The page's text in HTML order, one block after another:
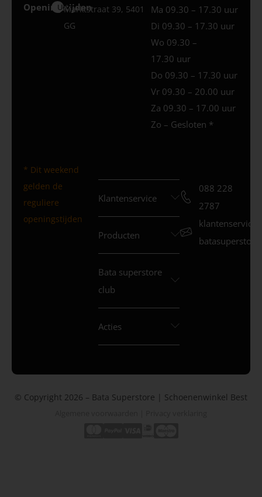
Openingstijden
Uden
Marktstraat 39, 5401
GG
Ma 09.30 – 17.30 uur
Di 09.30 – 17.30 uur
Wo 09.30 –
17.30 uur
Do 09.30 – 17.30 uur
Vr 09.30 – 20.00 uur
Za 09.30 – 17.00 uur
Zo – Gesloten *
* Dit weekend
gelden de
reguliere
openingstijden
Klantenservice
Producten
Bata superstore
club
Acties
088 228
2787
© Copyright 2026 – Bata Superstore | Schoenenwinkel Best